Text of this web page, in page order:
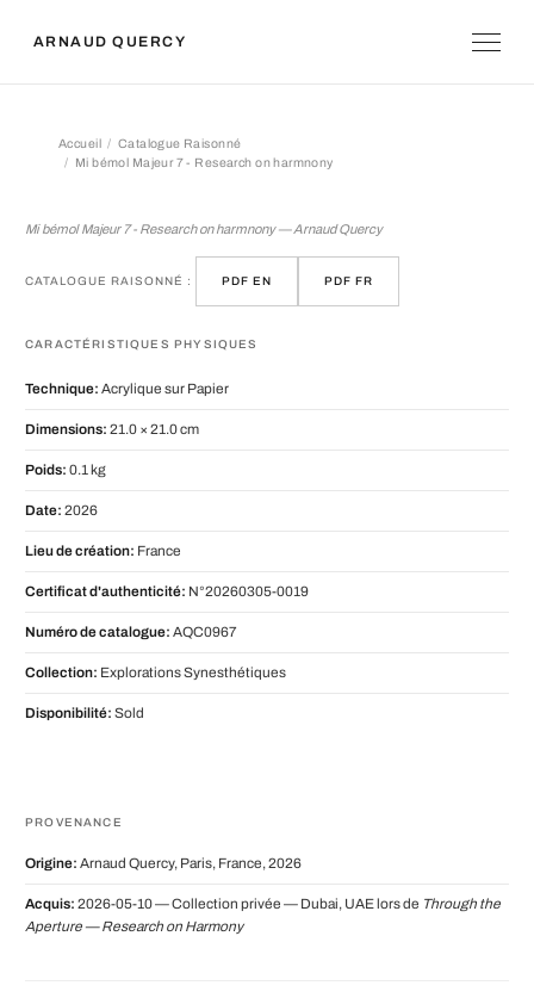
ARNAUD QUERCY
Accueil
Catalogue Raisonné
Mi bémol Majeur 7 - Research on harmnony
Mi bémol Majeur 7 - Research on harmnony — Arnaud Quercy
CATALOGUE RAISONNÉ : PDF EN PDF FR
CARACTÉRISTIQUES PHYSIQUES
Technique: Acrylique sur Papier
Dimensions: 21.0 × 21.0 cm
Poids: 0.1 kg
Date: 2026
Lieu de création: France
Certificat d'authenticité: N°20260305-0019
Numéro de catalogue: AQC0967
Collection: Explorations Synesthétiques
Disponibilité: Sold
PROVENANCE
Origine: Arnaud Quercy, Paris, France, 2026
Acquis: 2026-05-10 — Collection privée — Dubai, UAE lors de Through the
Aperture — Research on Harmony